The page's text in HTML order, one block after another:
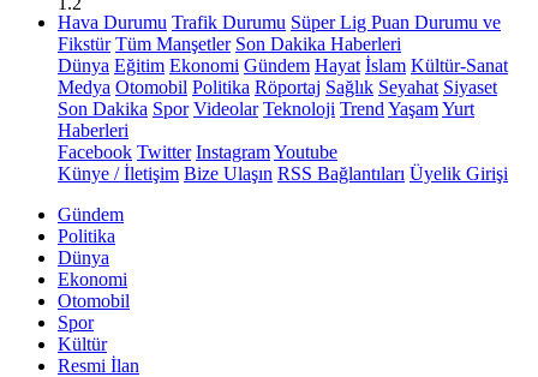
Hava Durumu Trafik Durumu Süper Lig Puan Durumu ve
Fikstür Tüm Manşetler Son Dakika Haberleri
Dünya Eğitim Ekonomi Gündem Hayat İslam Kültür-Sanat
Medya Otomobil Politika Röportaj Sağlık Seyahat Siyaset
Son Dakika Spor Videolar Teknoloji Trend YaşamYurt
Haberleri
Facebook Twitter InstagramYoutube
Künye / İletişim Bize Ulaşın RSS Bağlantıları Üyelik Girişi
Gündem
Politika
Dünya
Ekonomi
Otomobil
Spor
Kültür
Resmi İlan